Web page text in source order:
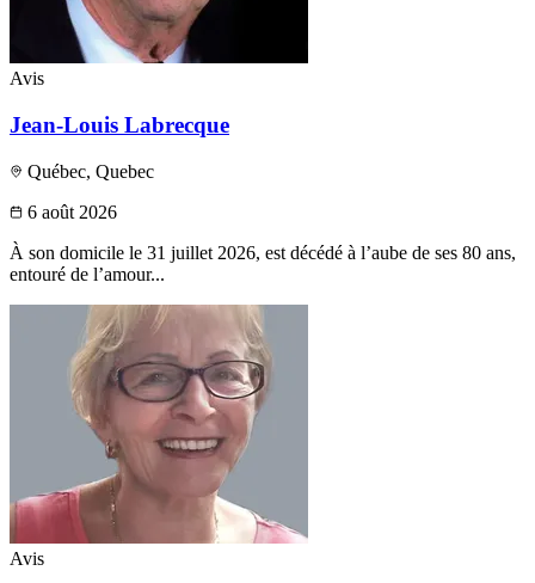
Avis
Jean-Louis Labrecque
Québec, Quebec
6 août 2026
À son domicile le 31 juillet 2026, est décédé à l’aube de ses 80 ans,
entouré de l’amour...
Avis